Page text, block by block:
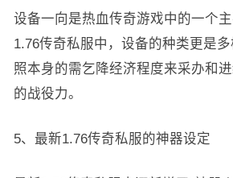
设备一向是热血传奇游戏中的一个
1.76传奇私服中，设备的种类更是
照本身的需乞降经济程度来采办和
的战役力。
5、最新1.76传奇私服的神器设定